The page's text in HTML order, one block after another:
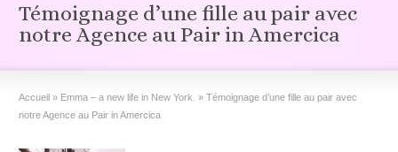
Témoignage d’une fille au pair avec
notre Agence au Pair in Amercica
Accueil » Emma – a new life in New York. » Témoignage d’une fille au pair avec
notre Agence au Pair in Amercica